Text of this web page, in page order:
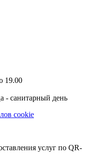
19.00
- санитарный день
cookie
услуг по QR-